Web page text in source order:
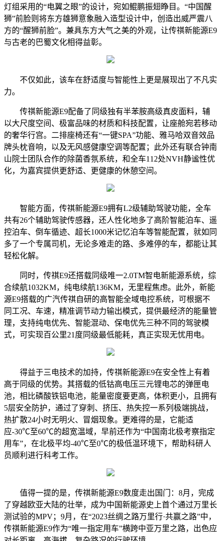
灯组采用的“电翼之眼”的设计，宛如鲲鹏振翅睁目。“中国醒
狮”前脸则将东方雄狮意象融入造型设计中，创造出威严震八
方的“醒狮前脸”。兼具东方大气之美的外观，让传祺新能源E9
与古老的巴蜀文化相得益彰。
不仅如此，该车在舒适度与智能性上更是展现出了不凡实
力。
传祺新能源E9配备了同级独有半苯胺高级真皮面料，辅
以大尺度空间、极富品味的材质和科技配置，让座舱宛若移动
的奢华行宫。二排座椅还有“一键SPA”功能、雅马哈双音效品
牌头枕音响，以及无风感健康空调等配置；此外还有联合钟南
山院士团队合作的除菌香氛系统，和全车112处NVH静谧性优
化，为嘉宾提供更舒适、更健康的休憩空间。
智能方面，传祺新能源E9拥有L2级辅助驾驶功能，全车
共有26个辅助驾驶传感器，还人性化地多了高阶智能泊车、遥
控泊车、倒车循迹、超长1000米记忆泊车等智能配置，就如同
多了一个专属司机，无论多难走的路、多难停的车，都能让其
轻松化解。
同时，传祺E9还搭载同级唯一2.0TM智电新能源系统，综
合续航1032KM，纯电续航136KM，无里程焦虑。此外，新能
源E9搭载的广汽传祺自研的高智能全域电控系统，可根据不
同工况、车速，精准调节动力输出模式，提供最经济的能量管
理，支持纯电优先、智能混动、保电优先三种不同的驾驶模
式，可实现百公里21度同级最低能耗，真正实现无忧用电。
得益于三电技术的加持，传祺新能源E9在安全性上有着
高于同级的优势。其搭载的低钴高电压三元锂电芯的弹匣电
池，相比磷酸铁铝电池，能量密度要更高，体积更小，且拥有
5层安全防护，通过了穿刺、挤压、热失控一系列极端挑战，
热扩散24小时无明火、冒烟现象。更难得的是，它能适
应-30℃至60℃的超宽温域，早前还作为“中国南北极考察指定
用车”，在北极平均-40℃至0℃的极低温环境下，帮助科研人
员顺利进行科考工作。
值得一提的是，传祺新能源E9数度走出国门：8月，完成
了穿越欧亚大陆的壮举，成为中国新能源史上首个通过万里长
测试验的MPV；9月，在“2023丝绸之路万里行·共赢之路”中，
传祺新能源E9作为“唯一指定用车”横跨中亚万里之路，出色应